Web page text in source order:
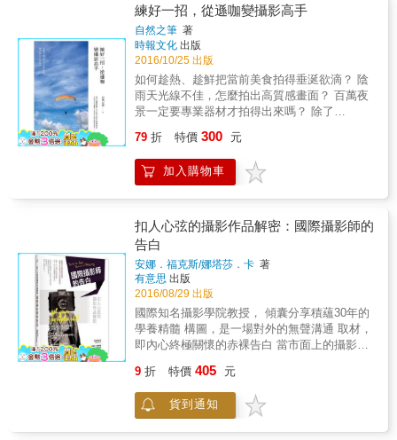
了此專欄文章42篇及約175張照片，重新編輯、
設計、出版，並以「Sabau! 好茶」為題，展現
王有邦一次又一次迎向好茶部落的心情
(「Sabau」為魯凱族問候語，有「你好、辛苦
了、謝謝」等意思)。 相傳西魯凱族人的祖先在
雲豹的引路下來到舊好茶並建立家園，多年來
在這「雲豹的故鄉」安居樂業。然因時代變遷
與現實生活需求而遷村至新好茶，無奈卻又在
風災、土石流的摧殘下，被迫離開傾頹的新好
於禮納里永久屋。王有邦以二十多年的生命歲
月，追隨著好茶部落變遷的足跡，其影像與文
字見證都收錄於《Sabau! 好茶》一書，全書從
茶遷村新好茶，輾轉駐居禮納里一路走來的足
跡。再於「生命頌歌」單元深度刻畫三位魯凱
老者的生命榮光，復交織以「魯凱容顏」單元
中多位族人日常生活的點滴描繪，如此投射出
魯凱文化與生活的縮影。壓軸的「永世之交」
單元則是魯凱結拜儀式的特寫，以此詠讚好茶
族人間彼此關懷、相互扶持的堅定情誼。書中
一幀幀滿溢人文溫度的照片，默默搬演著好茶
樸的文字紀錄，娓娓吟遊著好茶部落的史詩
&hellip;&hellip;
練好一招，從遜咖變攝影高手
自然之筆 著
時報文化 出版
2016/10/25 出版
如何趁熱、趁鮮把當前美食拍得垂涎欲滴？ 陰
雨天光線不佳，怎麼拍出高質感畫面？ 百萬夜
景一定要專業器材才拍得出來嗎？ 除了
笑顏？ & 分別從自然風景、晨昏夜景、人文地
景、人像攝影、動物攝影、動靜態攝影等主題
的典型情境著手，配合精簡說明、觀摩照片並
當下情境拍攝技巧；閱讀全書則可建立對攝影
技巧的通盤了解，花最少時間就能輕鬆變成攝
影高手。 & 光圈、快門、ISO、測光等基礎理
論則置於每章之末，方便讀者了解拍攝技巧
後，再回頭比對基礎原理，同步累積攝影知
功力，或希望用鏡頭留下各式美好回憶
&hellip;&hellip;書中傳授的每一招，都是能讓你
現學現用的好招！
79 折 特價 300 元
加入購物車
扣人心弦的攝影作品解密：國際攝影師的
告白
安娜．福克斯/娜塔莎．卡 著
有意思 出版
2016/08/29 出版
國際知名攝影學院教授， 傾囊分享積蘊30年的
學養精髓 構圖，是一場對外的無聲溝通 取材，
即內心終極關懷的赤裸告白 當市面上的攝影書
考：為何而拍？如何「拍而不同」？ 本書特色
從計劃到執行： 不只適用拍攝單一作品，更養
成策展的整合能力 超過168張攝影作品實錄：
9 折 特價 405 元
貨到通知